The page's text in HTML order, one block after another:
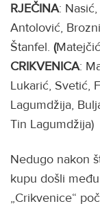
RJEČINA:
Antolović,
Štanfel. (
CRIKVENICA:
Lukarić, Svetić,
Lagumdžija,
Tin Lagumdžija)
Nedugo nakon
kupu došli
„Crikvenice“